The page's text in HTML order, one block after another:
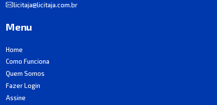
licitaja@licitaja.com.br
Menu
Home
Como Funciona
Quem Somos
Fazer Login
Assine